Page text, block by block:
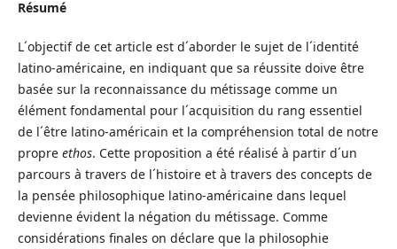
Résumé
L´objectif de cet article est d´aborder le sujet de l´identité
latino-américaine, en indiquant que sa réussite doive être
basée sur la reconnaissance du métissage comme un
élément fondamental pour l´acquisition du rang essentiel
de l´être latino-américain et la compréhension total de notre
propre ethos. Cette proposition a été réalisé à partir d´un
parcours à travers de l´histoire et à travers des concepts de
la pensée philosophique latino-américaine dans lequel
devienne évident la négation du métissage. Comme
considérations finales on déclare que la philosophie